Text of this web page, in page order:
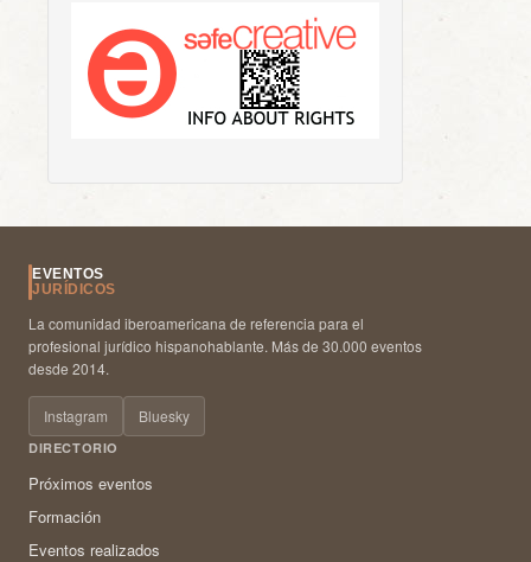
EVENTOS
JURÍDICOS
La comunidad iberoamericana de referencia para el
profesional jurídico hispanohablante. Más de 30.000 eventos
desde 2014.
Instagram Bluesky
DIRECTORIO
Próximos eventos
Formación
Eventos realizados